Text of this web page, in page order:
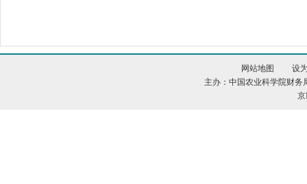
网站地图
设
主办：中国农业科学院财
京